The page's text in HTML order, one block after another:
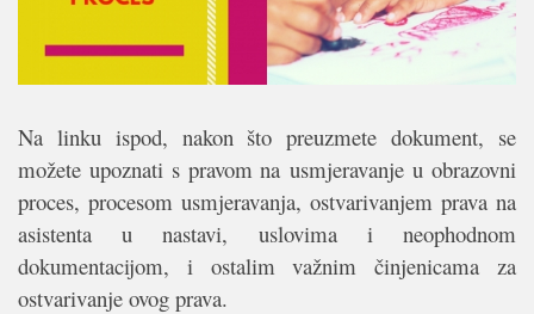
Na linku ispod, nakon što preuzmete dokument, se
možete upoznati s pravom na usmjeravanje u obrazovni
proces, procesom usmjeravanja, ostvarivanjem prava na
asistenta u nastavi, uslovima i neophodnom
dokumentacijom, i ostalim važnim činjenicama za
ostvarivanje ovog prava.